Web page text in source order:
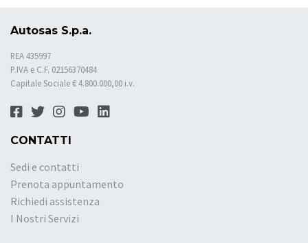
Autosas S.p.a.
REA 435997
P.IVA e C.F. 02156370484
Capitale Sociale € 4.800.000,00 i.v.
CONTATTI
Sedi e contatti
Prenota appuntamento
Richiedi assistenza
I Nostri Servizi